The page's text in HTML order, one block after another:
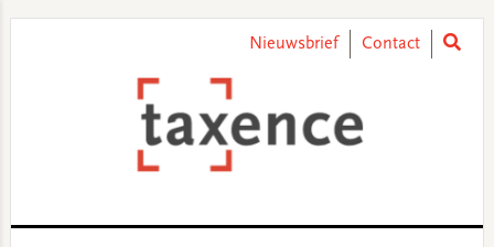
Nieuwsbrief Contact